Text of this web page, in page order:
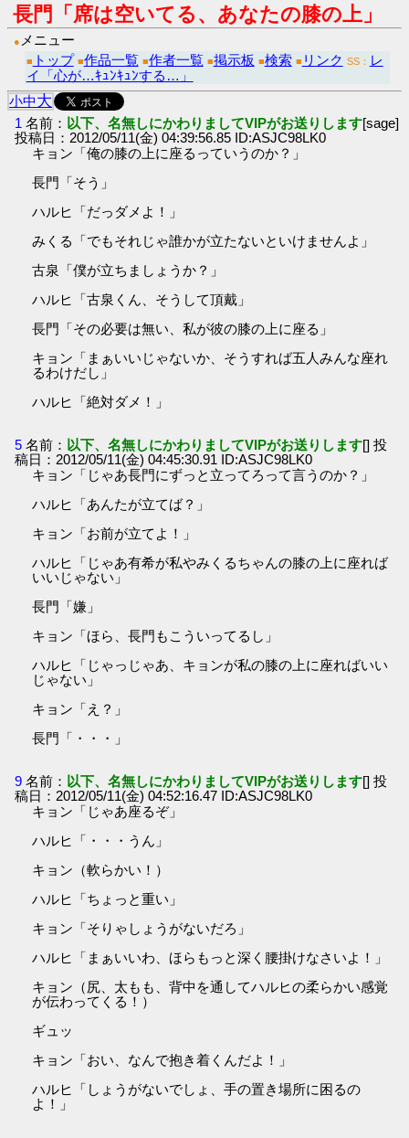
長門「席は空いてる、あなたの膝の上」
● メニュー
■ トップ ■作品一覧 ■作者一覧 ■掲示板 ■検索 ■ リンク SS： レ
イ「心が…ｷｭﾝｷｭﾝする…」
小中大
1 名前： 以下、名無しにかわりましてVIPがお送りします[sage]
投稿日：2012/05/11(金) 04:39:56.85 ID:ASJC98LK0
キョン「俺の膝の上に座るっていうのか？」
長門「そう」
ハルヒ「だっダメよ！」
みくる「でもそれじゃ誰かが立たないといけませんよ」
古泉「僕が立ちましょうか？」
ハルヒ「古泉くん、そうして頂戴」
長門「その必要は無い、私が彼の膝の上に座る」
キョン「まぁいいじゃないか、そうすれば五人みんな座れ
るわけだし」
ハルヒ「絶対ダメ！」
5 名前： 以下、名無しにかわりましてVIPがお送りします[] 投
稿日：2012/05/11(金) 04:45:30.91 ID:ASJC98LK0
キョン「じゃあ長門にずっと立ってろって言うのか？」
ハルヒ「あんたが立てば？」
キョン「お前が立てよ！」
ハルヒ「じゃあ有希が私やみくるちゃんの膝の上に座れば
いいじゃない」
長門「嫌」
キョン「ほら、長門もこういってるし」
ハルヒ「じゃっじゃあ、キョンが私の膝の上に座ればいい
じゃない」
キョン「え？」
長門「・・・」
9 名前： 以下、名無しにかわりましてVIPがお送りします[] 投
稿日：2012/05/11(金) 04:52:16.47 ID:ASJC98LK0
キョン「じゃあ座るぞ」
ハルヒ「・・・うん」
キョン（軟らかい！）
ハルヒ「ちょっと重い」
キョン「そりゃしょうがないだろ」
ハルヒ「まぁいいわ、ほらもっと深く腰掛けなさいよ！」
キョン（尻、太もも、背中を通してハルヒの柔らかい感覚
が伝わってくる！）
ギュッ
キョン「おい、なんで抱き着くんだよ！」
ハルヒ「しょうがないでしょ、手の置き場所に困るの
よ！」